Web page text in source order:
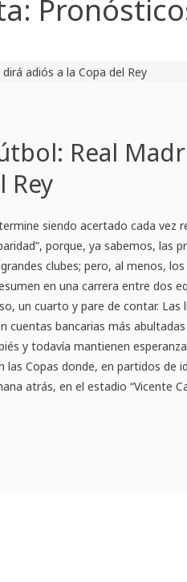
Real
Rey
siendo acertado cada vez
porque, ya sabemos, las
clubes; pero, al menos,
en una carrera entre dos
un cuarto y pare de contar. Las
cuentas bancarias más
y todavía mantienen
Copas donde, en partidos de
atrás, en el estadio “Vicente